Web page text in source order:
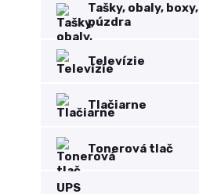
Tašky, obaly, boxy,
púzdra
Televízie
Tlačiarne
Tonerová tlač
UPS